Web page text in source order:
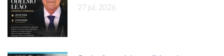
27 jul, 2026